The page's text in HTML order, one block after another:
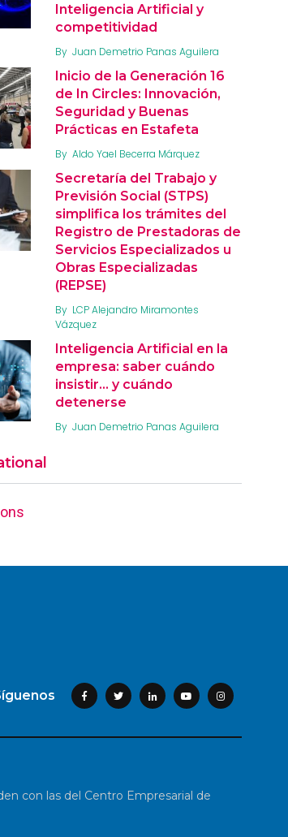
Inteligencia Artificial y
competitividad
By Juan Demetrio Panas Aguilera
Inicio de la Generación 16
de In Circles: Innovación,
Seguridad y Buenas
Prácticas en Estafeta
By Aldo Yael Becerra Márquez
Secretaría del Trabajo y
Previsión Social (STPS)
simplifica los trámites del
Registro de Prestadoras de
Servicios Especializados u
Obras Especializadas
(REPSE)
By LCP Alejandro Miramontes
Vázquez
Inteligencia Artificial en la
empresa: saber cuándo
insistir… y cuándo
detenerse
By Juan Demetrio Panas Aguilera
con las del Centro Empresarial de